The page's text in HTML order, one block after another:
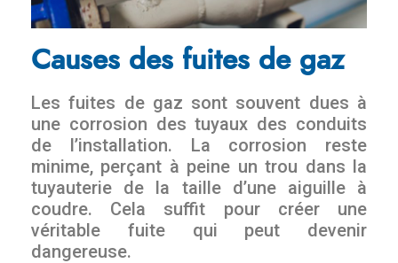
Causes des fuites de gaz
Les fuites de gaz sont souvent dues à
une corrosion des tuyaux des conduits
de l’installation. La corrosion reste
minime, perçant à peine un trou dans la
tuyauterie de la taille d’une aiguille à
coudre. Cela suffit pour créer une
véritable fuite qui peut devenir
dangereuse.